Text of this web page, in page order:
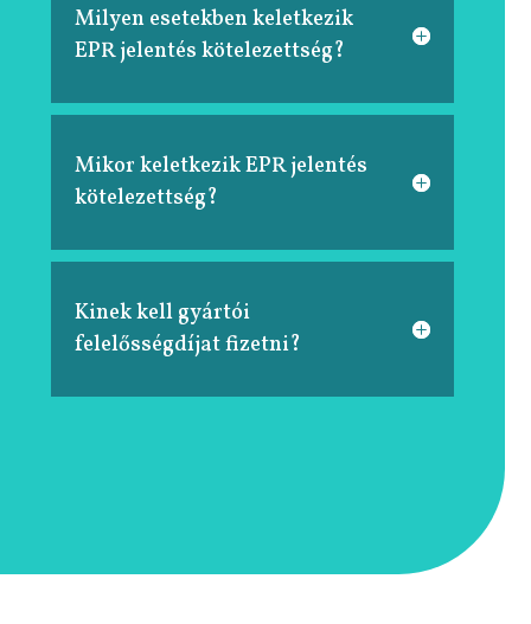
Milyen esetekben keletkezik
EPR jelentés kötelezettség?
Mikor keletkezik EPR jelentés
kötelezettség?
Kinek kell gyártói
felelősségdíjat fizetni?